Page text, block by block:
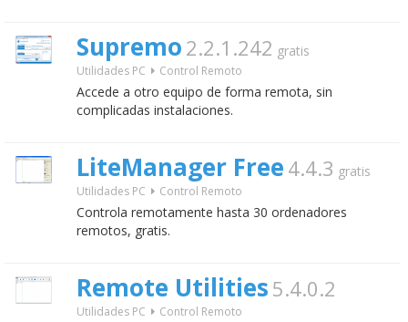
Supremo 2.2.1.242 gratis
Utilidades PC Control Remoto
Accede a otro equipo de forma remota, sin
complicadas instalaciones.
LiteManager Free 4.4.3 gratis
Utilidades PC Control Remoto
Controla remotamente hasta 30 ordenadores
remotos, gratis.
Remote Utilities 5.4.0.2
Utilidades PC Control Remoto